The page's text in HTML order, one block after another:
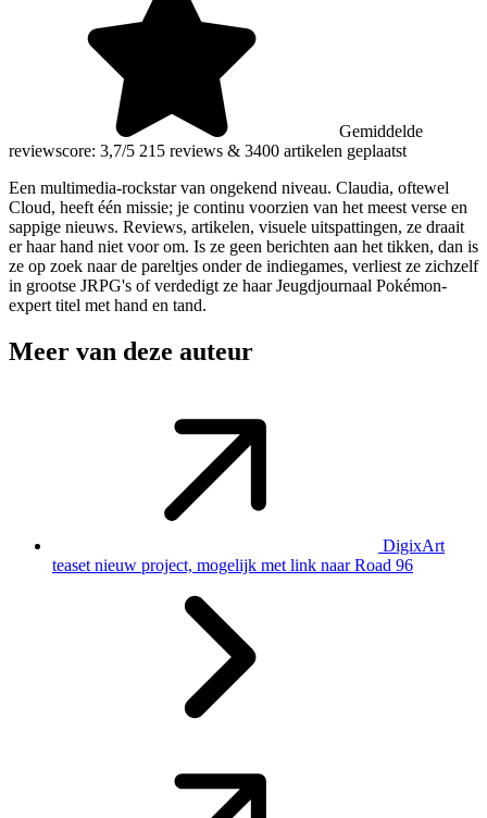
Gemiddelde
reviewscore: 3,7/5 215 reviews & 3400 artikelen geplaatst
Een multimedia-rockstar van ongekend niveau. Claudia, oftewel
Cloud, heeft één missie; je continu voorzien van het meest verse en
sappige nieuws. Reviews, artikelen, visuele uitspattingen, ze draait
er haar hand niet voor om. Is ze geen berichten aan het tikken, dan is
ze op zoek naar de pareltjes onder de indiegames, verliest ze zichzelf
in grootse JRPG's of verdedigt ze haar Jeugdjournaal Pokémon-
expert titel met hand en tand.
Meer van deze auteur
DigixArt
teaset nieuw project, mogelijk met link naar Road 96